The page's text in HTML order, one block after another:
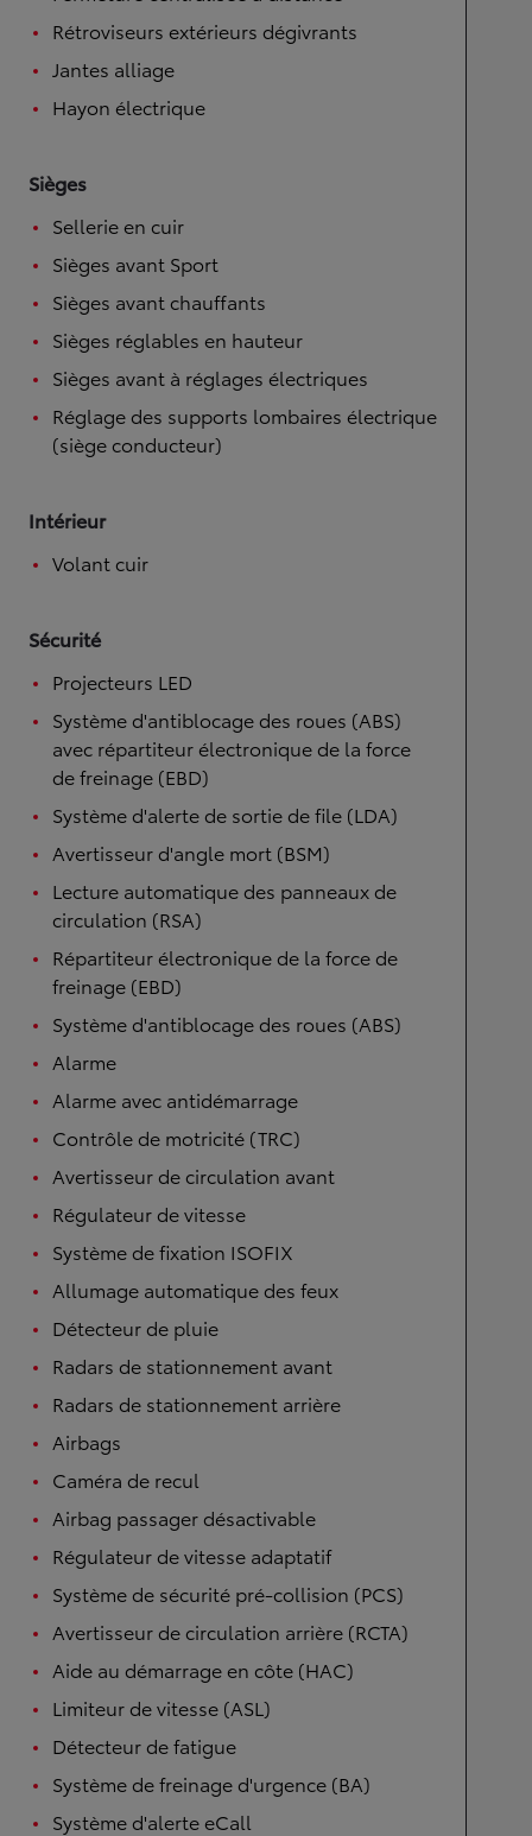
Rétroviseurs extérieurs dégivrants
Jantes alliage
Hayon électrique
Sièges
Sellerie en cuir
Sièges avant Sport
Sièges avant chauffants
Sièges réglables en hauteur
Sièges avant à réglages électriques
Réglage des supports lombaires électrique
(siège conducteur)
Intérieur
Volant cuir
Sécurité
Projecteurs LED
Système d'antiblocage des roues (ABS)
avec répartiteur électronique de la force
de freinage (EBD)
Système d'alerte de sortie de file (LDA)
Avertisseur d'angle mort (BSM)
Lecture automatique des panneaux de
circulation (RSA)
Répartiteur électronique de la force de
freinage (EBD)
Système d'antiblocage des roues (ABS)
Alarme
Alarme avec antidémarrage
Contrôle de motricité (TRC)
Avertisseur de circulation avant
Régulateur de vitesse
Système de fixation ISOFIX
Allumage automatique des feux
Détecteur de pluie
Radars de stationnement avant
Radars de stationnement arrière
Airbags
Caméra de recul
Airbag passager désactivable
Régulateur de vitesse adaptatif
Système de sécurité pré-collision (PCS)
Avertisseur de circulation arrière (RCTA)
Aide au démarrage en côte (HAC)
Limiteur de vitesse (ASL)
Détecteur de fatigue
Système de freinage d'urgence (BA)
Système d'alerte eCall